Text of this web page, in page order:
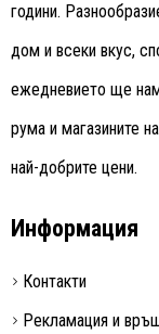
години.
дом и всеки вкус,
ежедневието ще
рума и магазините
най-добрите цени.
Информация
Контакти
Рекламация и